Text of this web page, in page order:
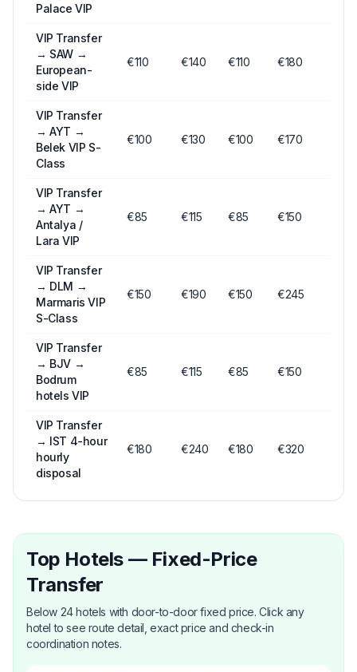
Palace VIP
VIP Transfer
→ SAW →
European-
side VIP
€110 €140 €110 €180
VIP Transfer
→AYT →
Belek VIP S-
Class
€100 €130 €100 €170
VIP Transfer
→AYT →
Antalya /
Lara VIP
€85 €115 €85 €150
VIP Transfer
→ DLM →
Marmaris VIP
S-Class
€150 €190 €150 €245
VIP Transfer
→ BJV →
Bodrum
hotels VIP
€85 €115 €85 €150
VIP Transfer
→ IST 4-hour
hourly
disposal
€180 €240 €180 €320
Top Hotels — Fixed-Price
Transfer
Below 24 hotels with door-to-door fixed price. Click any
hotel to see route detail, exact price and check-in
coordination notes.